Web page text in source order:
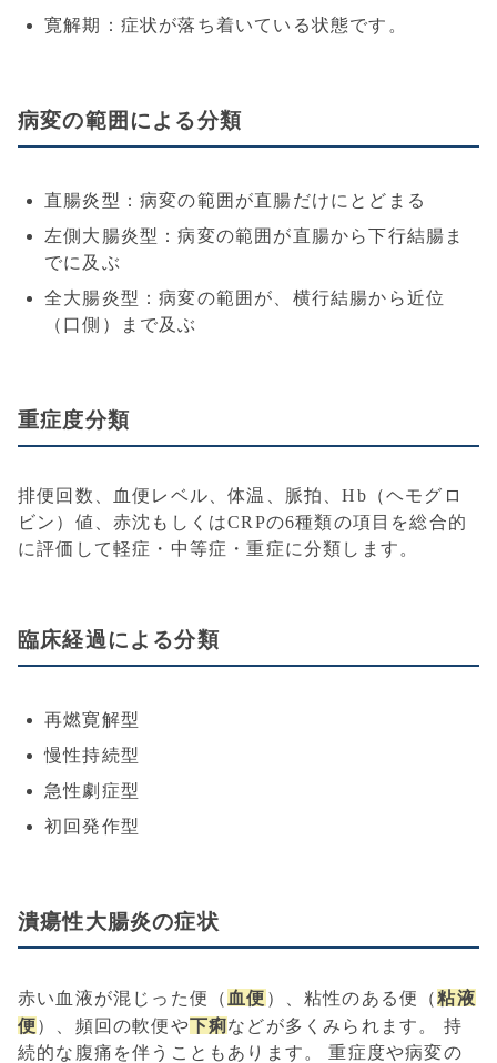
寛解期：症状が落ち着いている状態です。
病変の範囲による分類
直腸炎型：病変の範囲が直腸だけにとどまる
左側大腸炎型：病変の範囲が直腸から下行結腸ま
でに及ぶ
全大腸炎型：病変の範囲が、横行結腸から近位
（口側）まで及ぶ
重症度分類
排便回数、血便レベル、体温、脈拍、Hb（ヘモグロ
ビン）値、赤沈もしくはCRPの6種類の項目を総合的
に評価して軽症・中等症・重症に分類します。
臨床経過による分類
再燃寛解型
慢性持続型
急性劇症型
初回発作型
潰瘍性大腸炎の症状
赤い血液が混じった便（ 血便 ）、粘性のある便（粘液
便）、頻回の軟便や下痢などが多くみられます。 持
続的な腹痛を伴うこともあります。 重症度や病変の